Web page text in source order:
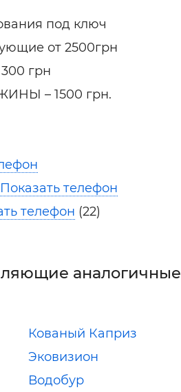
под ключ
от 2500грн
грн
– 1500 грн.
Показать телефон
телефон (22)
аналогичные
Кованый Каприз
Эковизион
Водобур